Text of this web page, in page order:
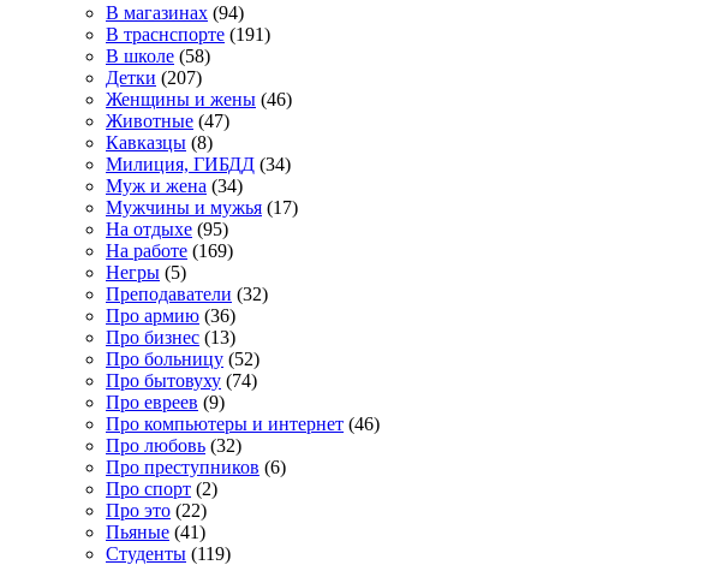
В магазинах (94)
В траснспорте (191)
В школе (58)
Детки (207)
Женщины и жены (46)
Животные (47)
Кавказцы (8)
Милиция, ГИБДД (34)
Муж и жена (34)
Мужчины и мужья (17)
На отдыхе (95)
На работе (169)
Негры (5)
Преподаватели (32)
Про армию (36)
Про бизнес (13)
Про больницу (52)
Про бытовуху (74)
Про евреев (9)
Про компьютеры и интернет (46)
Про любовь (32)
Про преступников (6)
Про спорт (2)
Про это (22)
Пьяные (41)
Студенты (119)